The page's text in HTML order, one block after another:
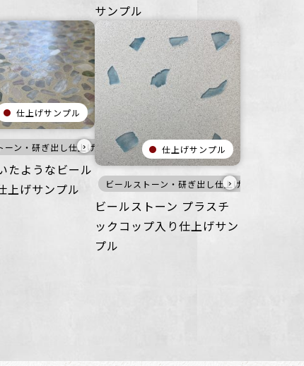
サンプル
その他 オフィス
公共空間 その他 オフィス 住空間 商業空間
ごつごつ 浴室 オフィス 住空間 商業空間
仕上げサンプル
ーン・研ぎ出し仕上げ 洗い出し仕上げ 灰 寒色
›
たようなビール
上げサンプル
仕上げサンプル
ビールストーン・研ぎ出し仕上げ
›
ビールストーン プラスチ
ックコップ入り仕上げサン
プル